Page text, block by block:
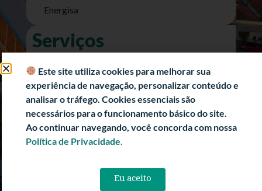
Energisa
Serviços
e-SIC (Acesso a Informação)
Transparência Fiscal
História
Informações Turísticas
Este site utiliza cookies para melhorar sua
experiência de navegação, personalizar conteúdo e
analisar o tráfego. Cookies essenciais são
necessários para o funcionamento básico do site.
Ao continuar navegando, você concorda com nossa
Política de Privacidade.
Eu aceito